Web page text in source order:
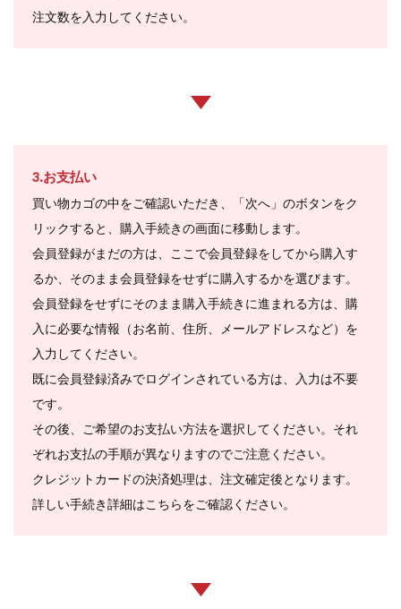
注文数を入力してください。
3.お支払い
買い物カゴの中をご確認いただき、「次へ」のボタンをク
リックすると、購入手続きの画面に移動します。
会員登録がまだの方は、ここで会員登録をしてから購入す
るか、そのまま会員登録をせずに購入するかを選びます。
会員登録をせずにそのまま購入手続きに進まれる方は、購
入に必要な情報（お名前、住所、メールアドレスなど）を
入力してください。
既に会員登録済みでログインされている方は、入力は不要
です。
その後、ご希望のお支払い方法を選択してください。それ
ぞれお支払の手順が異なりますのでご注意ください。
クレジットカードの決済処理は、注文確定後となります。
詳しい手続き詳細はこちらをご確認ください。